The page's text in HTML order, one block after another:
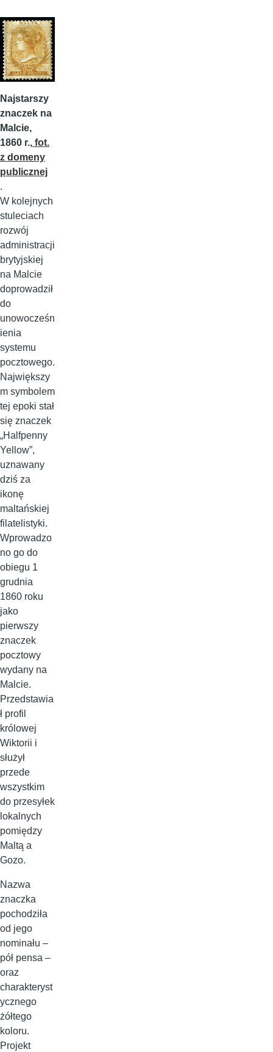
Najstarszy
znaczek na
Malcie,
1860 r., fot.
z domeny
publicznej
.
W kolejnych
stuleciach
rozwój
administracji
brytyjskiej
na Malcie
doprowadził
do
unowocześn
ienia
systemu
pocztowego.
Największy
m symbolem
tej epoki stał
się znaczek
„Halfpenny
Yellow”,
uznawany
dziś za
ikonę
maltańskiej
filatelistyki.
Wprowadzo
no go do
obiegu 1
grudnia
1860 roku
jako
pierwszy
znaczek
pocztowy
wydany na
Malcie.
Przedstawia
ł profil
królowej
Wiktorii i
służył
przede
wszystkim
do przesyłek
lokalnych
pomiędzy
Maltą a
Gozo.
Nazwa
znaczka
pochodziła
od jego
nominału –
pół pensa –
oraz
charakteryst
ycznego
żółtego
koloru.
Projekt